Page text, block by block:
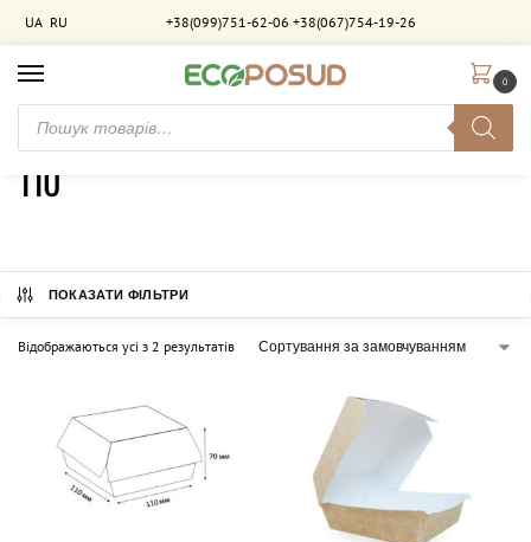
UA RU +38(099)751-62-06 +38(067)754-19-26
0
Головна / Товар Довжина (мм)
110
ПОКАЗАТИ ФІЛЬТРИ
Відображаються усі з 2 результатів